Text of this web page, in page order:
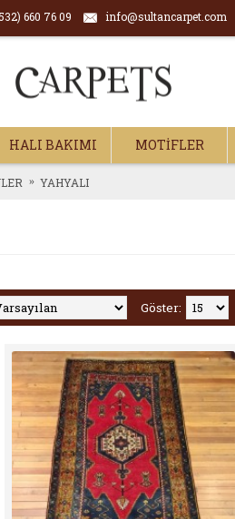
660 76 09 info@sultancarpet.com
HALI BAKIMI MOTİFLER
YAHYALI
Göster: